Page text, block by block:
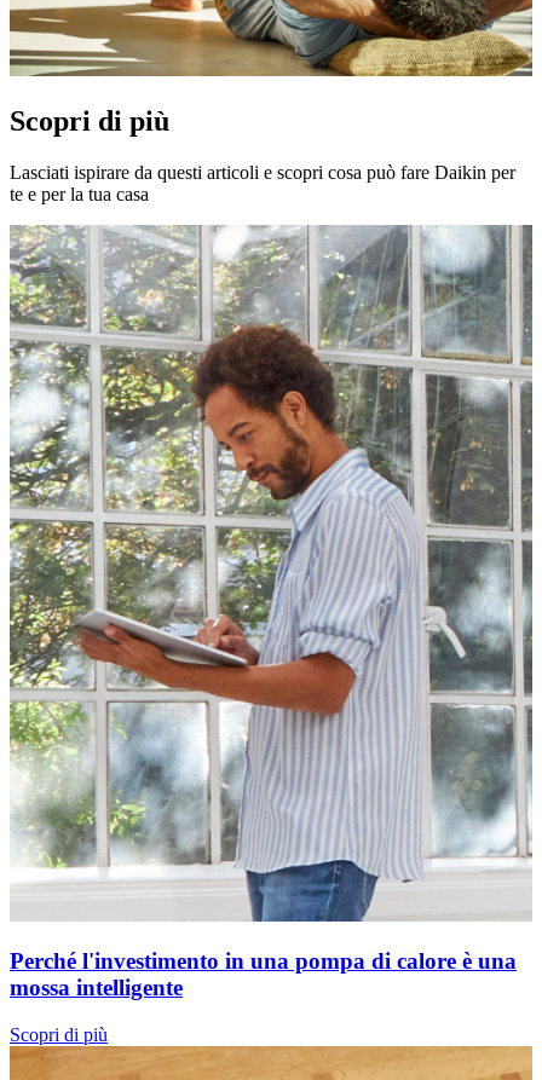
Scopri di più
Lasciati ispirare da questi articoli e scopri cosa può fare Daikin per
te e per la tua casa
Perché l'investimento in una pompa di calore è una
mossa intelligente
Scopri di più